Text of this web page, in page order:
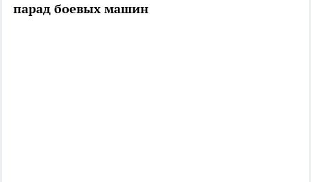
парад боевых машин